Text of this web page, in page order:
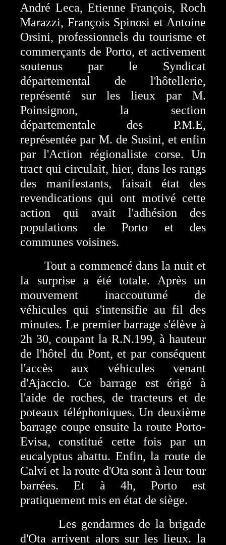
André Leca, Etienne François, Roch
Marazzi, François Spinosi et Antoine
Orsini, professionnels du tourisme et
commerçants de Porto, et activement
soutenus par le Syndicat
départemental de l'hôtellerie,
représenté sur les lieux par M.
Poinsignon, la section
départementale des P.M.E,
représentée par M. de Susini, et enfin
par l'Action régionaliste corse. Un
tract qui circulait, hier, dans les rangs
des manifestants, faisait état des
revendications qui ont motivé cette
action qui avait l'adhésion des
populations de Porto et des
communes voisines.
Tout a commencé dans la nuit et
la surprise a été totale. Après un
mouvement inaccoutumé de
véhicules qui s'intensifie au fil des
minutes. Le premier barrage s'élève à
2h 30, coupant la R.N.199, à hauteur
de l'hôtel du Pont, et par conséquent
l'accès aux véhicules venant
d'Ajaccio. Ce barrage est érigé à
l'aide de roches, de tracteurs et de
poteaux téléphoniques. Un deuxième
barrage coupe ensuite la route Porto-
Evisa, constitué cette fois par un
eucalyptus abattu. Enfin, la route de
Calvi et la route d'Ota sont à leur tour
barrées. Et à 4h, Porto est
pratiquement mis en état de siège.
Les gendarmes de la brigade
d'Ota arrivent alors sur les lieux. la